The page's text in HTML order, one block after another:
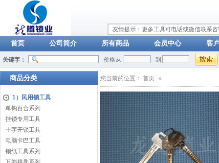
友情提示：更多工具可电话或微信联系
首页 公司简介 所有商品 会员中心 客
关键字： 价格从 到
商品分类
1）民用锁工具
单钩百合系列
挂锁专用工具
十字开锁工具
电脑卡巴工具
锡纸工具系列
您当前的位置： 首页 »